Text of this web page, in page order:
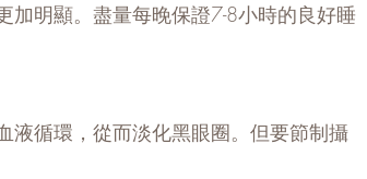
加明顯。盡量每晚保證7-8小時的良好睡
液循環，從而淡化黑眼圈。但要節制攝